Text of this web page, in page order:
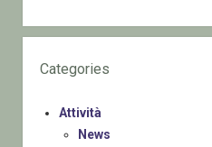
Categories
Attività
News